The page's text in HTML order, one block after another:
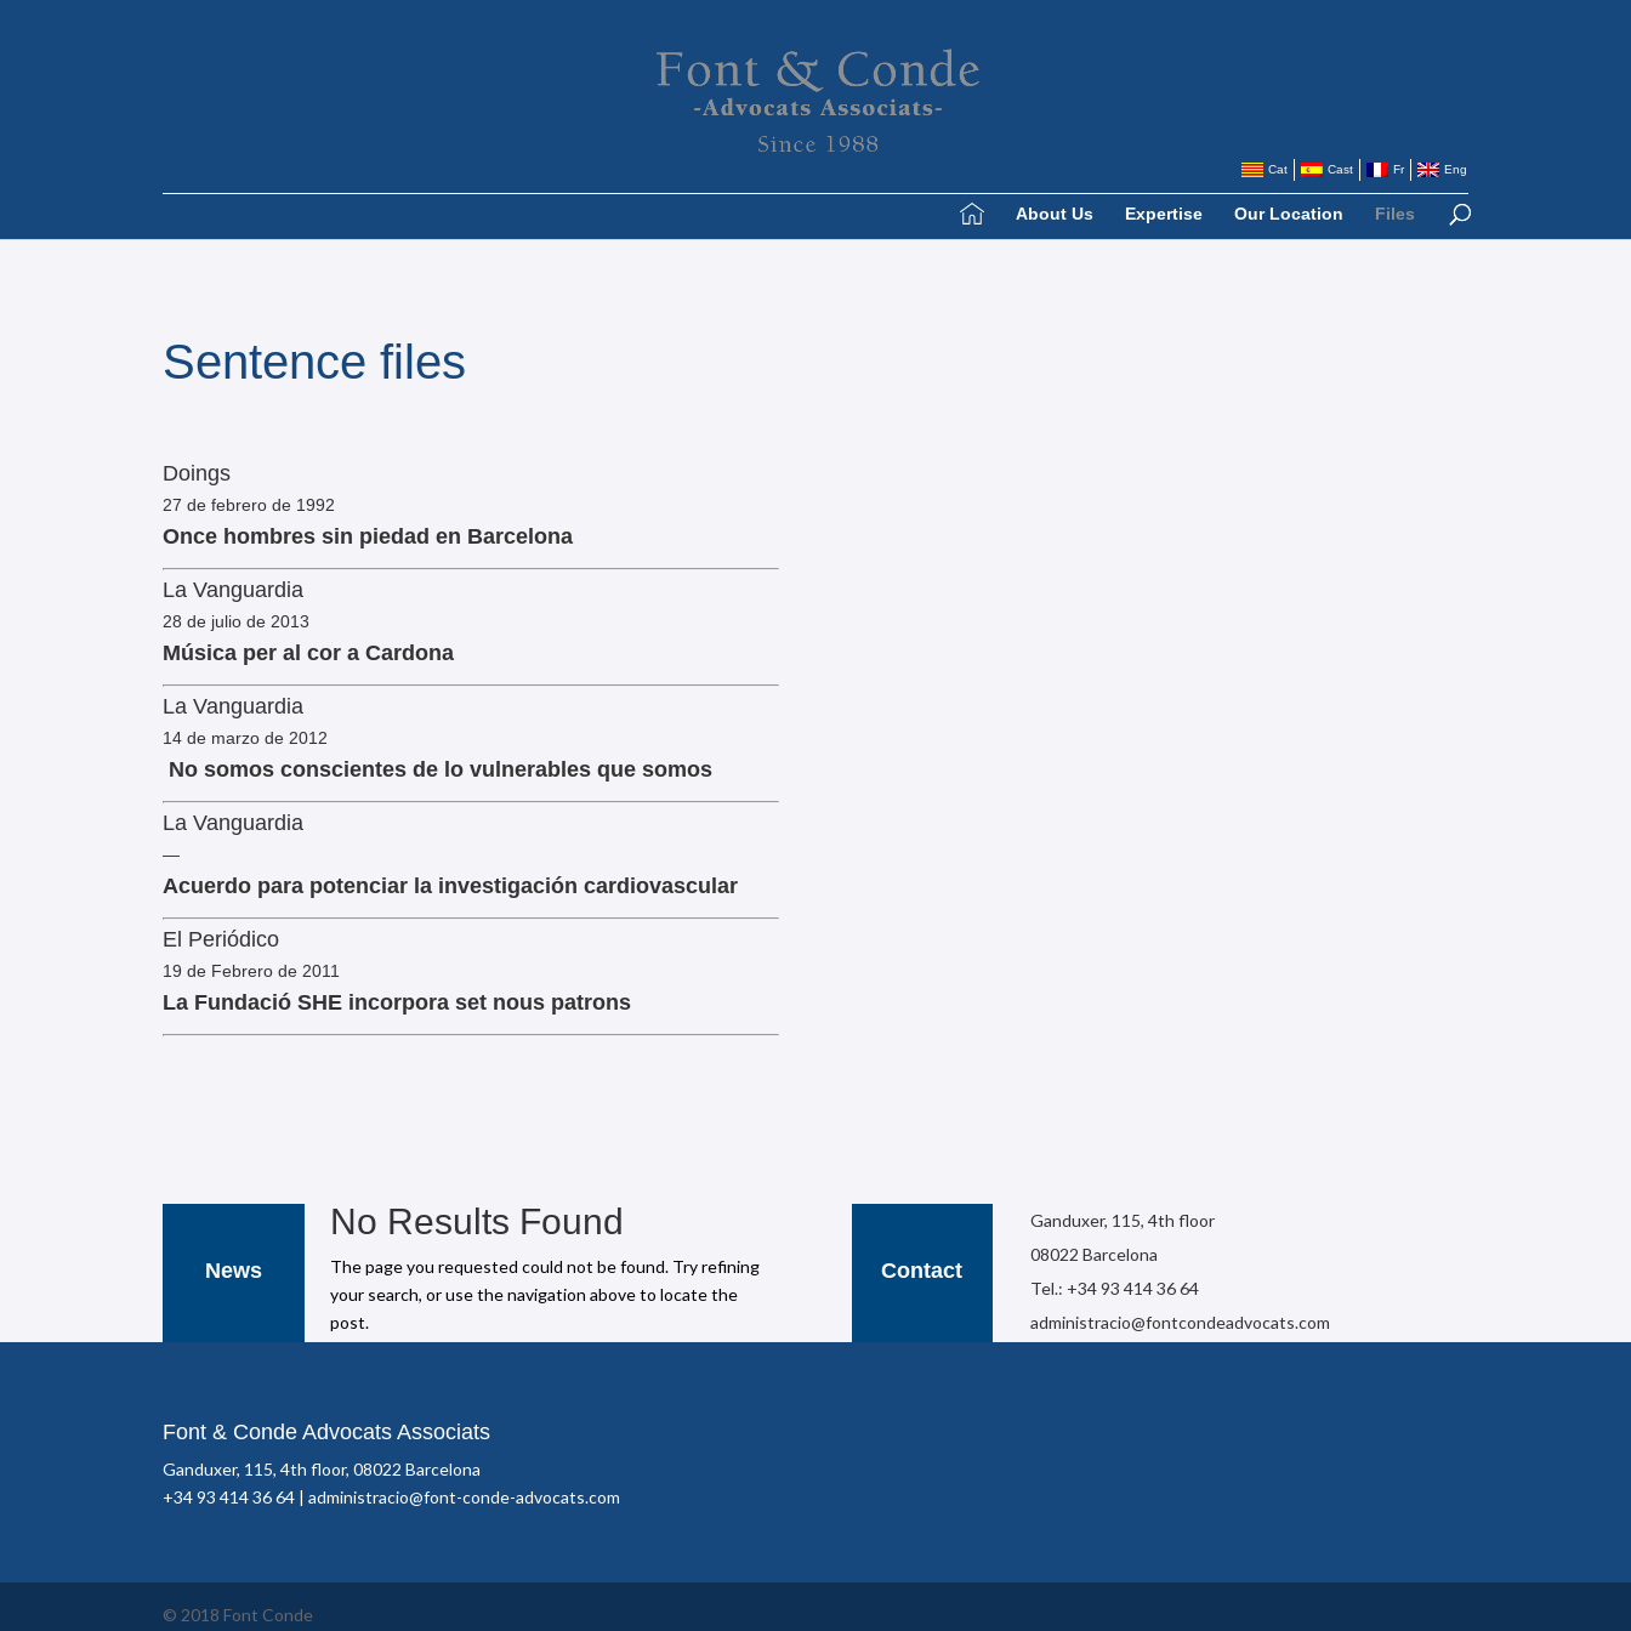
Cat Cast Fr Eng
About Us Expertise Our Location Files
Sentence files
Doings
27 de febrero de 1992
Once hombres sin piedad en Barcelona
La Vanguardia
28 de julio de 2013
Música per al cor a Cardona
La Vanguardia
14 de marzo de 2012
No somos conscientes de lo vulnerables que somos
La Vanguardia
—
Acuerdo para potenciar la investigación cardiovascular
El Periódico
19 de Febrero de 2011
La Fundació SHE incorpora set nous patrons
News
No Results Found
The page you requested could not be found. Try refining
your search, or use the navigation above to locate the
post.
Contact
Ganduxer, 115, 4th floor
08022 Barcelona
Tel.: +34 93 414 36 64
administracio@fontcondeadvocats.com
Font & Conde Advocats Associats
Ganduxer, 115, 4th floor, 08022 Barcelona
+34 93 414 36 64 |administracio@font-conde-advocats.com
© 2018 Font Conde